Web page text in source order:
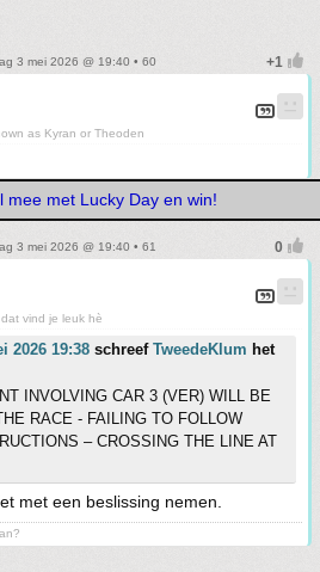
3 mei 2026 @ 19:40 • 60
as Kyran or Theoden
mee met Lucky Day en win!
3 mei 2026 @ 19:40 • 61
dat vind je leuk hè
2026 19:38 schreef TweedeKlum het
INVOLVING CAR 3 (VER) WILL BE
RACE - FAILING TO FOLLOW
– CROSSING THE LINE AT
met een beslissing nemen.